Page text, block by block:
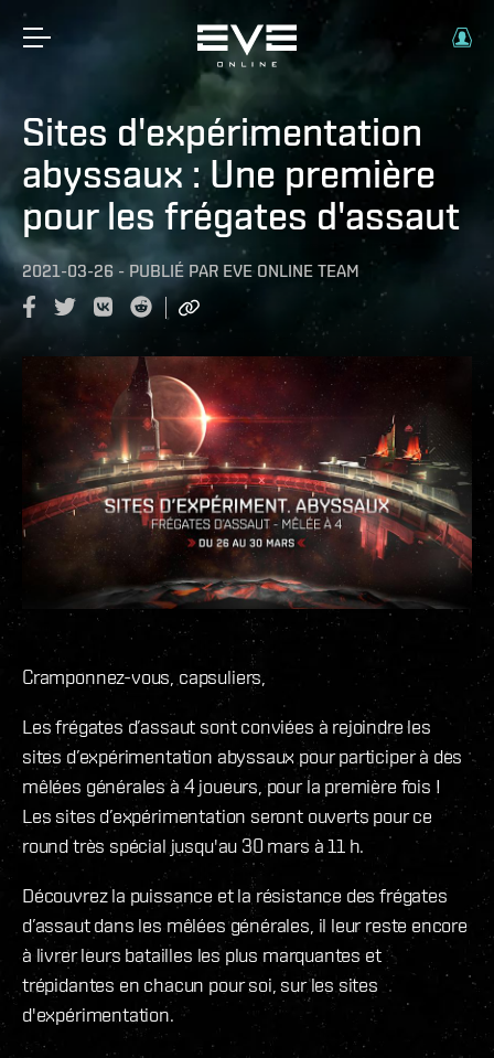
Sites d'expérimentation
abyssaux : Une première
pour les frégates d'assaut
2021-03-26 - PUBLIÉ PAR EVE ONLINE TEAM
Cramponnez-vous, capsuliers,
Les frégates d’assaut sont conviées à rejoindre les
sites d’expérimentation abyssaux pour participer à des
mêlées générales à 4 joueurs, pour la première fois !
Les sites d’expérimentation seront ouverts pour ce
round très spécial jusqu'au 30 mars à 11 h.
Découvrez la puissance et la résistance des frégates
d’assaut dans les mêlées générales, il leur reste encore
à livrer leurs batailles les plus marquantes et
trépidantes en chacun pour soi, sur les sites
d'expérimentation.